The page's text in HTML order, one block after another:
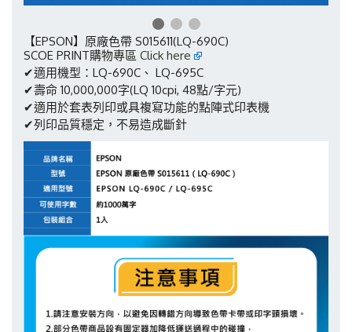
【EPSON】原廠色帶 S015611(LQ-690C)
SCOE PRINT購物專區 Click here
✔適用機型：LQ-690C、 LQ-695C
✔壽命 10,000,000字(LQ 10cpi, 48點/字元)
✔適用於套表列印或具複寫功能的點陣式印表機
✔列印品質穩定，不易造成斷針